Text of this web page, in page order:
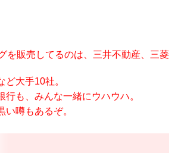
を販売してるのは、三井不動産、三菱
ど大手10社。
行も、みんな一緒にウハウハ。
い噂もあるぞ。